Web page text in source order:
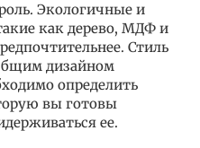
Экологичные и
как дерево, МДФ и
Стиль
дизайном
определить
вы готовы
ее.